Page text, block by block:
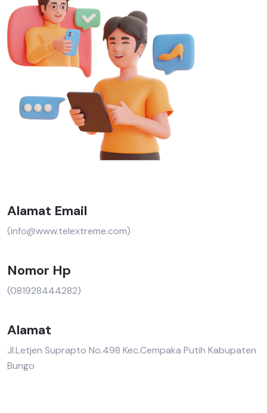
Alamat Email
(info@www.telextreme.com)
Nomor Hp
(081928444282)
Alamat
Jl.Letjen Suprapto No.498 Kec.Cempaka Putih Kabupaten
Bungo